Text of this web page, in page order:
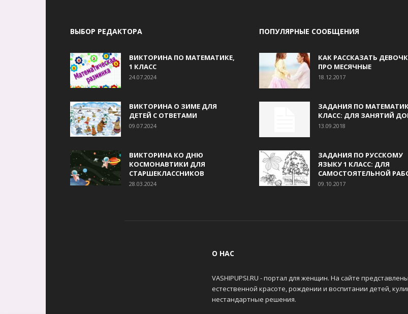
ВЫБОР РЕДАКТОРА
ВИКТОРИНА ПО МАТЕМАТИКЕ,
1 КЛАСС
24.07.2024
ВИКТОРИНА О ЗИМЕ ДЛЯ
ДЕТЕЙ С ОТВЕТАМИ
09.07.2024
ВИКТОРИНА КО ДНЮ
КОСМОНАВТИКИ ДЛЯ
СТАРШЕКЛАССНИКОВ
28.03.2024
ПОПУЛЯРНЫЕ СООБЩЕНИЯ
КАК РАССКАЗАТЬ
ПРО МЕСЯЧНЫЕ
18.12.2017
ЗАДАНИЯ ПО
КЛАСС: ДЛЯ ЗАНЯТИЙ
13.09.2018
ЗАДАНИЯ ПО РУССКОМУ
ЯЗЫКУ 1 КЛАСС: ДЛЯ
САМОСТОЯТЕЛЬНОЙ
09.10.2017
О НАС
VASHIPUPSI.RU - портал для женщин. На сайте
естественной красоте, рождении и воспитании детей,
нестандартные решения.